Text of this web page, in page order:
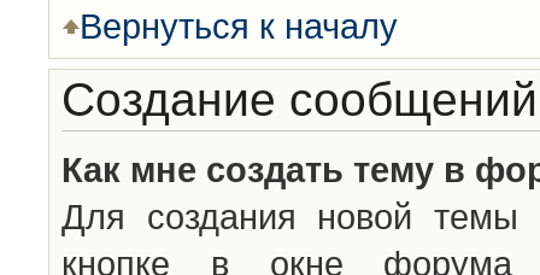
Вернуться к началу
Создание сообщений
Как мне создать тему в
Для создания новой темы
кнопке в окне